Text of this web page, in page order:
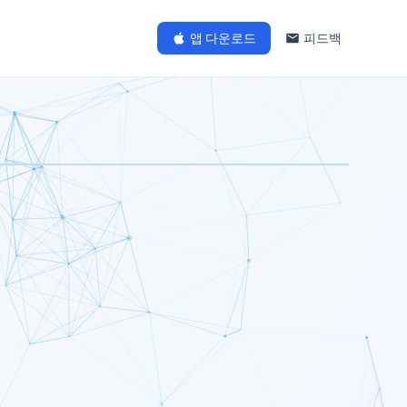
앱 다운로드 피드백